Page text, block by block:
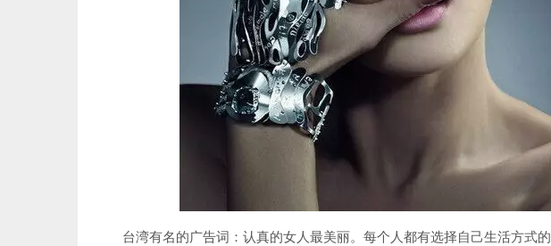
台湾有名的广告词：认真的女人最美丽。每个人都有选择自己生活方式